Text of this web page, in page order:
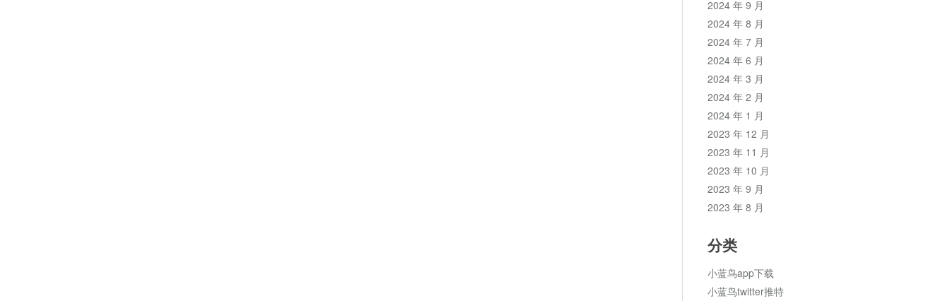
2024 年 9 月
2024 年 8 月
2024 年 7 月
2024 年 6 月
2024 年 3 月
2024 年 2 月
2024 年 1 月
2023 年 12 月
2023 年 11 月
2023 年 10 月
2023 年 9 月
2023 年 8 月
分类
小蓝鸟app下载
小蓝鸟twitter推特